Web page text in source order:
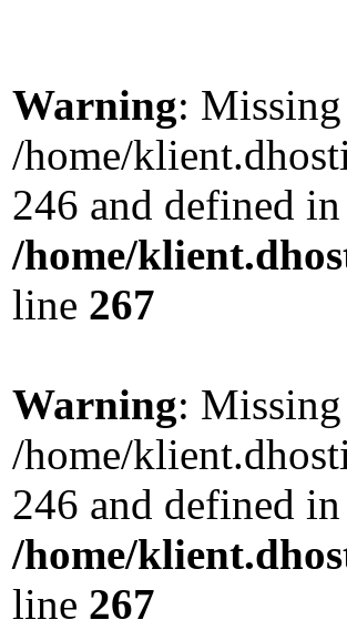
Warning:
/home/
246 and defined in
/home/
line 267
Warning:
/home/
246 and defined in
/home/
line 267